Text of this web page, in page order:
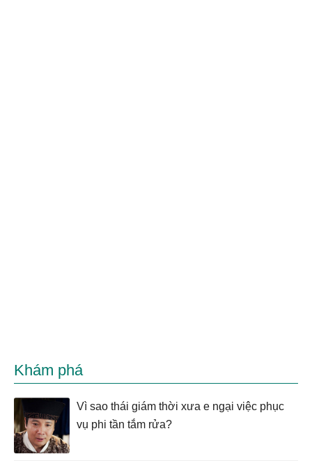
Khám phá
Vì sao thái giám thời xưa e ngại việc phục
vụ phi tần tắm rửa?